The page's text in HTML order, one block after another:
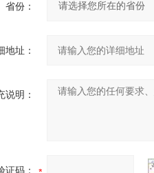
省份：
地址：
说明：
证码：